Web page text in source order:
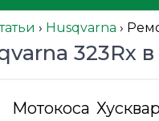
› Husqvarna ›
323Rx
Мотокоса